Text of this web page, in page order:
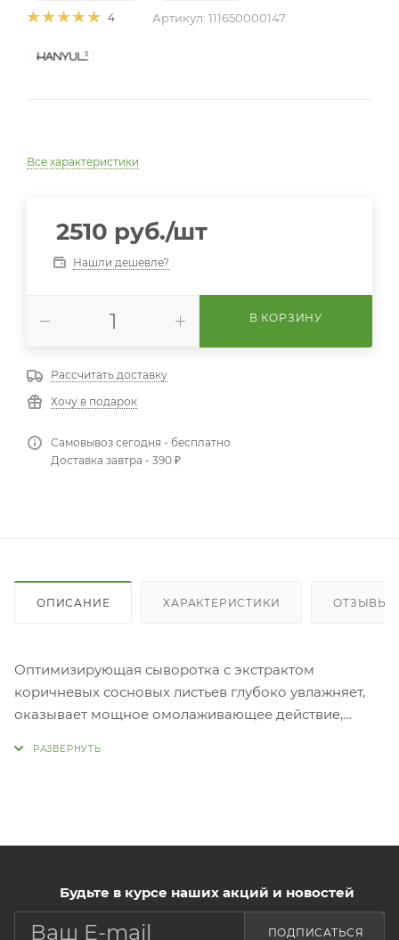
4 Артикул: 111650000147
Все характеристики
2510 руб./шт
Нашли дешевле?
В КОРЗИНУ
Рассчитать доставку
Хочу в подарок
Самовывоз сегодня - бесплатно
Доставка завтра - 390 ₽
ОПИСАНИЕ ХАРАКТЕРИСТИКИ ОТЗЫВЫ
Оптимизирующая сыворотка с экстрактом
коричневых сосновых листьев глубоко увлажняет,
оказывает мощное омолаживающее действие,
отбеливает, повышает упругость и
Нанести небольшое количество средства на
очищенную, тонизированную кожу лица.
Будьте в курсе наших акций и новостей
ПОДПИСАТЬСЯ